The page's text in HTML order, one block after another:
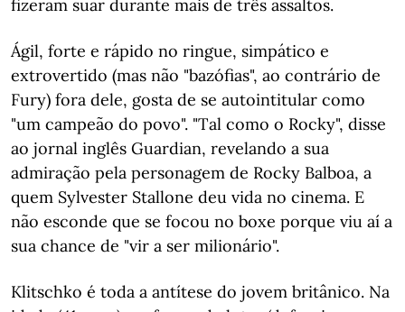
fizeram suar durante mais de três assaltos.
Ágil, forte e rápido no ringue, simpático e
extrovertido (mas não "bazófias", ao contrário de
Fury) fora dele, gosta de se autointitular como
"um campeão do povo". "Tal como o Rocky", disse
ao jornal inglês Guardian, revelando a sua
admiração pela personagem de Rocky Balboa, a
quem Sylvester Stallone deu vida no cinema. E
não esconde que se focou no boxe porque viu aí a
sua chance de "vir a ser milionário".
Klitschko é toda a antítese do jovem britânico. Na